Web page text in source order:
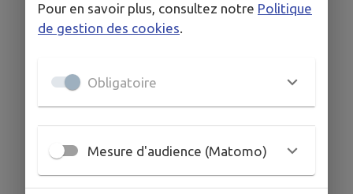
Pour en savoir plus, consultez notre Politique
de gestion des cookies.
Obligatoire
Mesure d'audience (Matomo)